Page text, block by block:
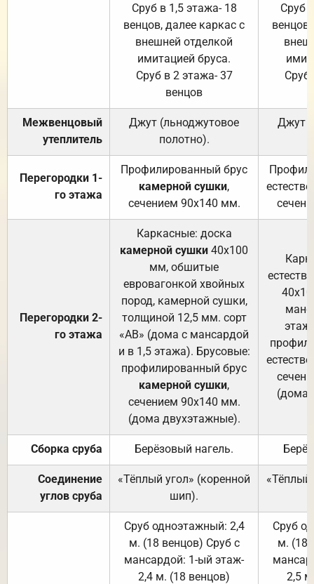
Сруб в 1,5 этажа- 18
венцов, далее каркас с
внешней отделкой
имитацией бруса.
Сруб в 2 этажа- 37
венцов
Сруб
Сруб
Межвенцовый
утеплитель
Джут (льноджутовое
полотно).
Джут
Перегородки 1-
го этажа
Профилированный брус
камерной сушки,
сечением 90х140 мм.
Перегородки 2-
го этажа
Каркасные: доска
камерной сушки 40х100
мм, обшитые
евровагонкой хвойных
пород, камерной сушки,
толщиной 12,5 мм. сорт
«АВ» (дома с мансардой
и в 1,5 этажа). Брусовые:
профилированный брус
камерной сушки,
сечением 90х140 мм.
(дома двухэтажные).
(дома
Сборка сруба Берёзовый нагель.
Соединение
углов сруба
«Тёплый угол» (коренной
шип).
«Тёплый
Сруб одноэтажный: 2,4
м. (18 венцов) Сруб с
мансардой: 1-ый этаж-
2,4 м. (18 венцов)
Сруб
м. (18
2,5